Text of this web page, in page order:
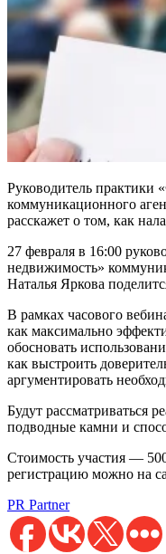
Руководитель
коммуникационного
расскажет о том, как
27 февраля в 16:00
недвижимость»
Наталья Яркова
В рамках часового
как максимально
обосновать
как выстроить
аргументировать
Будут рассматриваться
подводные камни и
Стоимость участия —
регистрацию можно на
PR Partner